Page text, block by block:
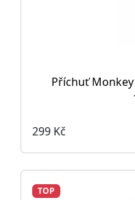
Příchuť
299 Kč
TOP